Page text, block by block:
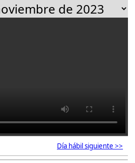
Día hábil siguiente >>